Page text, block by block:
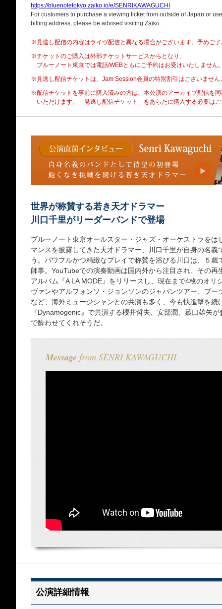
https://bluenotetokyo.zaiko.io/e/SENRIKAWAGUCHI
For customers to purchase a viewing ticket from outside of Japan or
billing address, please be advised visiting Zaiko.
※見逃し配信の内容はライヴ配信と異なる場合がございます。予めご
※チケットのご購入は外部チケットサービスからとなり、
ブルーノート東京では電話/WEBともにご予約はお受けいたしません
※見逃し配信チケットは、Jam Session会員の特別割引はございません
※配信チケットを事前に購入済みの方は、本公演のアーカイブ配信を
いただけます。「見逃し配信チケット」をあらたに購入する必要は
世界が称賛する若き天才ドラマー
川口千里がリーダーバンドで登場
ブルーノート東京オールスター・ジャズ・オーケストラを
マンスを披露してきた天才ドラマー、川口千里が自身の名
う。パワフルかつ精緻なプレイで称賛を浴びる川口は、５
師事。YouTubeでの演奏動画は国内外から注目され、その
アルバム『A LA MODE』をリリースし、現在まで4枚のオリ
ヴァンやアルフォンソ・ジョンソンのジャパンツアー、ブ
など、海外ミュージシャンとの共演も多く、今も快進撃を続
『Dynamogenic』で共演する櫻井哲夫、安部潤、菰口雄矢
で酔わせてくれそうだ。
Message from SENRI KAWAGUCHI
公演詳細情報